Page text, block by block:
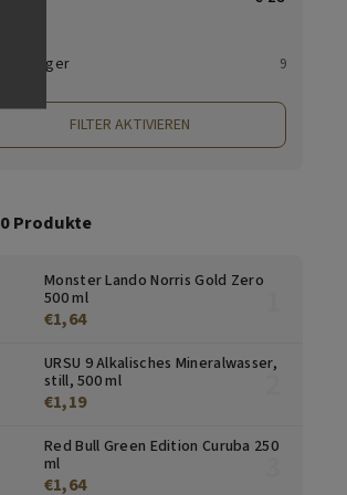
Auf Lager 9
FILTER AKTIVIEREN
Produkte
Monster Lando Norris Gold Zero
500 ml
€1,64
URSU 9 Alkalisches Mineralwasser,
still, 500 ml
€1,19
Red Bull Green Edition Curuba 250
ml
€1,64